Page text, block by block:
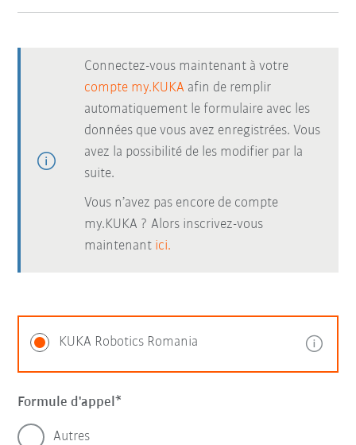
Connectez-vous maintenant à votre
compte my.KUKA afin de remplir
automatiquement le formulaire avec les
données que vous avez enregistrées. Vous
avez la possibilité de les modifier par la
suite.
Vous n’avez pas encore de compte
my.KUKA ? Alors inscrivez-vous
maintenant ici.
KUKA Robotics Romania
Formule d'appel
Autres